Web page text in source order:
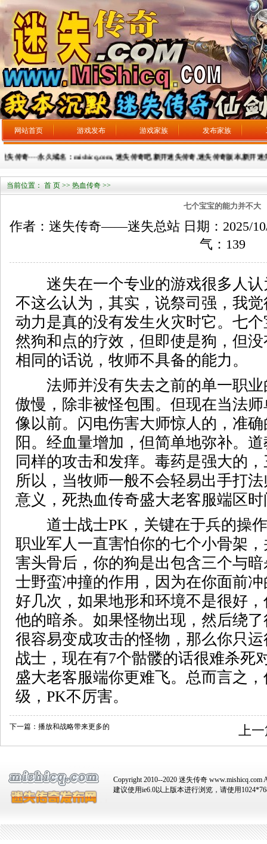
网站首页 游戏发布 游戏家族 发布家族
奇----永久域名：mishicq.com, 迷失传奇吧,新开迷失传奇,迷失传奇版本,新开迷失传
当前位置： 首 页 >> 热血传奇 >>
七个宝宝的能力并不大
作者：迷失传奇——迷失总站 日期：2025/
气： 139
迷失在一个专业的游戏很多人认
不这么认为，其实，说祭司强，我
动力是真的没有发生火灾时它。七
然狗和点的疗效，但即使是狗，但
相同的话说，牧师不具备的能力。
法师并没有失去之前的单一职业
傲慢，除非被怪包围。但现在当法
像以前。闪电伤害大师惊人的，准
阳。经血量增加，但简单地弥补。
同样的攻击和发痒。毒药是强大的
所以，当牧师一般不会轻易出手打
意义，死热血传奇盛大老客服端区
道士战士PK，关键在于兵的操作
职业军人一直害怕你的七个小骨架
害头骨后，你的狗是出包含三个与
士野蛮冲撞的作用，因为在你面前
好几次，如果地形和环境不是很好
他的暗杀。如果怪物出现，然后绕
很容易变成攻击的怪物，那么你只
战士，现在有7个骷髅的话很难杀死
盛大老客服端你更难飞。总而言之
级，PK不厉害。
下一篇： 播放和战略带来更多的 上
Copyright 2010--2020 迷失传奇 www.mishicq.com
建议使用ie6.0以上版本进行浏览，请使用